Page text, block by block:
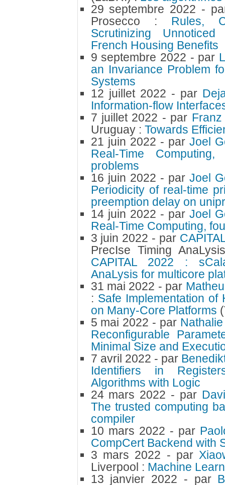
29 septembre 2022 -
Prosecco : Rules,
Scrutinizing
French Housing Benefits
9 septembre 2022 - par
an Invariance Problem
Systems
12 juillet 2022 - par
Information-flow
7 juillet 2022 - par
Uruguay : Towards
21 juin 2022 - parJoel
Real-Time Computing,
problems
16 juin 2022 - parJoel
Periodicity of real-time
preemption delay on
14 juin 2022 - parJoel
Real-Time Computing,
3 juin 2022 - par
PrecIse Timing
CAPITAL 2022 :
AnaLysis for multicore
31 mai 2022 - par
: Safe Implementation of
on Many-Core Platforms
5 mai 2022 - par
Reconfigurable
Minimal Size and
7 avril 2022 - par
Identifiers in
Algorithms with Logic
24 mars 2022 - par
The trusted computing
compiler
10 mars 2022 - par
CompCert Backend with
3 mars 2022 - par
Liverpool : Machine
13 janvier 2022 - par